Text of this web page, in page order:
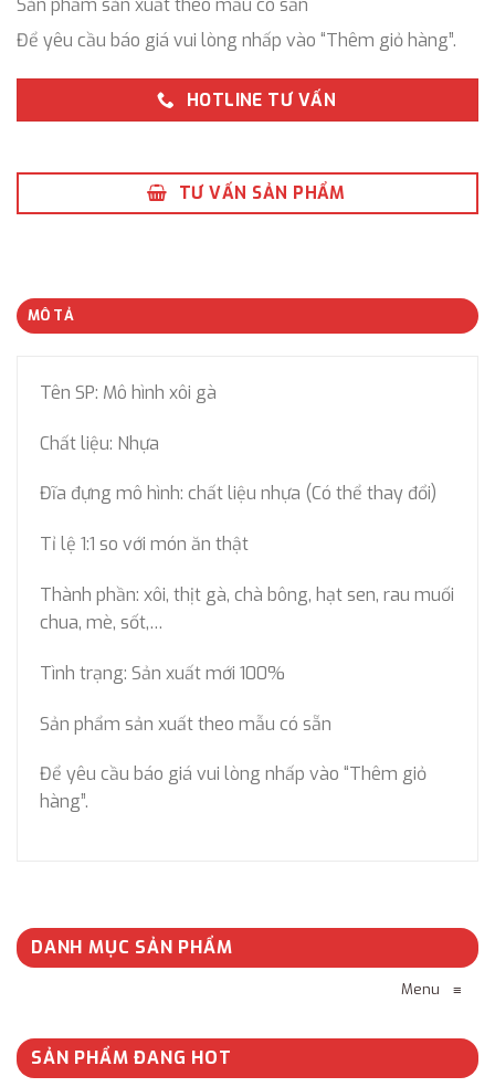
Sản phẩm sản xuất theo mẫu có sẵn
Để yêu cầu báo giá vui lòng nhấp vào “Thêm giỏ hàng”.
HOTLINE TƯ VẤN
TƯ VẤN SẢN PHẨM
MÔ TẢ
Tên SP: Mô hình xôi gà
Chất liệu: Nhựa
Đĩa đựng mô hình: chất liệu nhựa (Có thể thay đổi)
Tỉ lệ 1:1 so với món ăn thật
Thành phần: xôi, thịt gà, chà bông, hạt sen, rau muối
chua, mè, sốt,…
Tình trạng: Sản xuất mới 100%
Sản phẩm sản xuất theo mẫu có sẵn
Để yêu cầu báo giá vui lòng nhấp vào “Thêm giỏ
hàng”.
DANH MỤC SẢN PHẨM
Menu ≡
SẢN PHẨM ĐANG HOT